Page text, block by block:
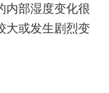
内部湿度变化很
大或发生剧烈变